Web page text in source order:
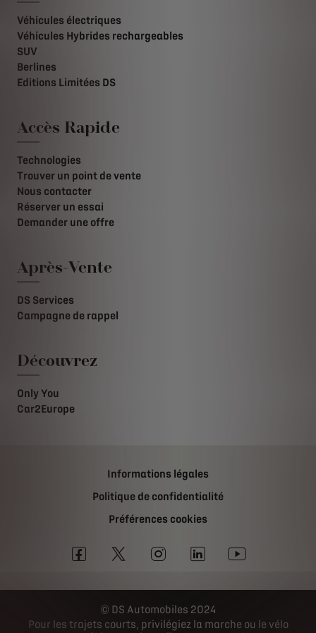
Véhicules électriques
Véhicules Hybrides rechargeables
SUV
Berlines
Editions Limitées DS
Accès Rapide
Technologies
Trouver un point de vente
Nous contacter
Réserver un essai
Demander une offre
Après-Vente
DS Services
Campagne de rappel
Découvrez
Only You
Car2Europe
Informations légales
Politique de confidentialité
Préférences cookies
DS Automobiles 2024
Pour les trajets courts, privilégiez la marche ou le vélo